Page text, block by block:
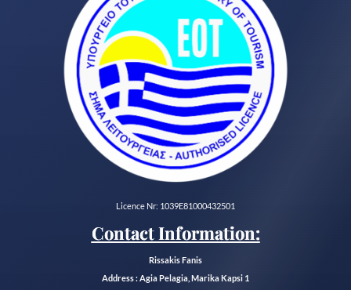
Licence Nr: 1039E81000432501
Contact Information:
Rissakis Fanis
Address : Agia Pelagia, Marika Kapsi 1